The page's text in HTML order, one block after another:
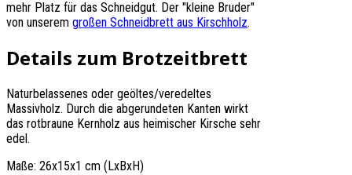
mehr Platz für das Schneidgut. Der "kleine Bruder"
von unserem großen Schneidbrett aus Kirschholz.
Details zum Brotzeitbrett
Naturbelassenes oder geöltes/veredeltes
Massivholz. Durch die abgerundeten Kanten wirkt
das rotbraune Kernholz aus heimischer Kirsche sehr
edel.
Maße: 26x15x1 cm (LxBxH)